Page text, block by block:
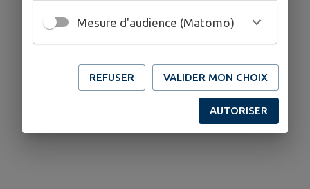
Mesure d'audience (Matomo)
REFUSER VALIDER MON CHOIX
AUTORISER